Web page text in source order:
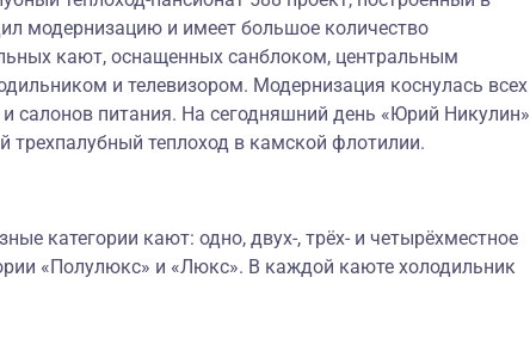
модернизацию и имеет большое количество
кают, оснащенных санблоком, центральным
и телевизором. Модернизация коснулась всех
салонов питания. На сегодняшний день «Юрий Никулин»
теплоход в камской флотилии.
категории кают: одно, двух-, трёх- и четырёхместное
«Полулюкс» и «Люкс». В каждой каюте холодильник